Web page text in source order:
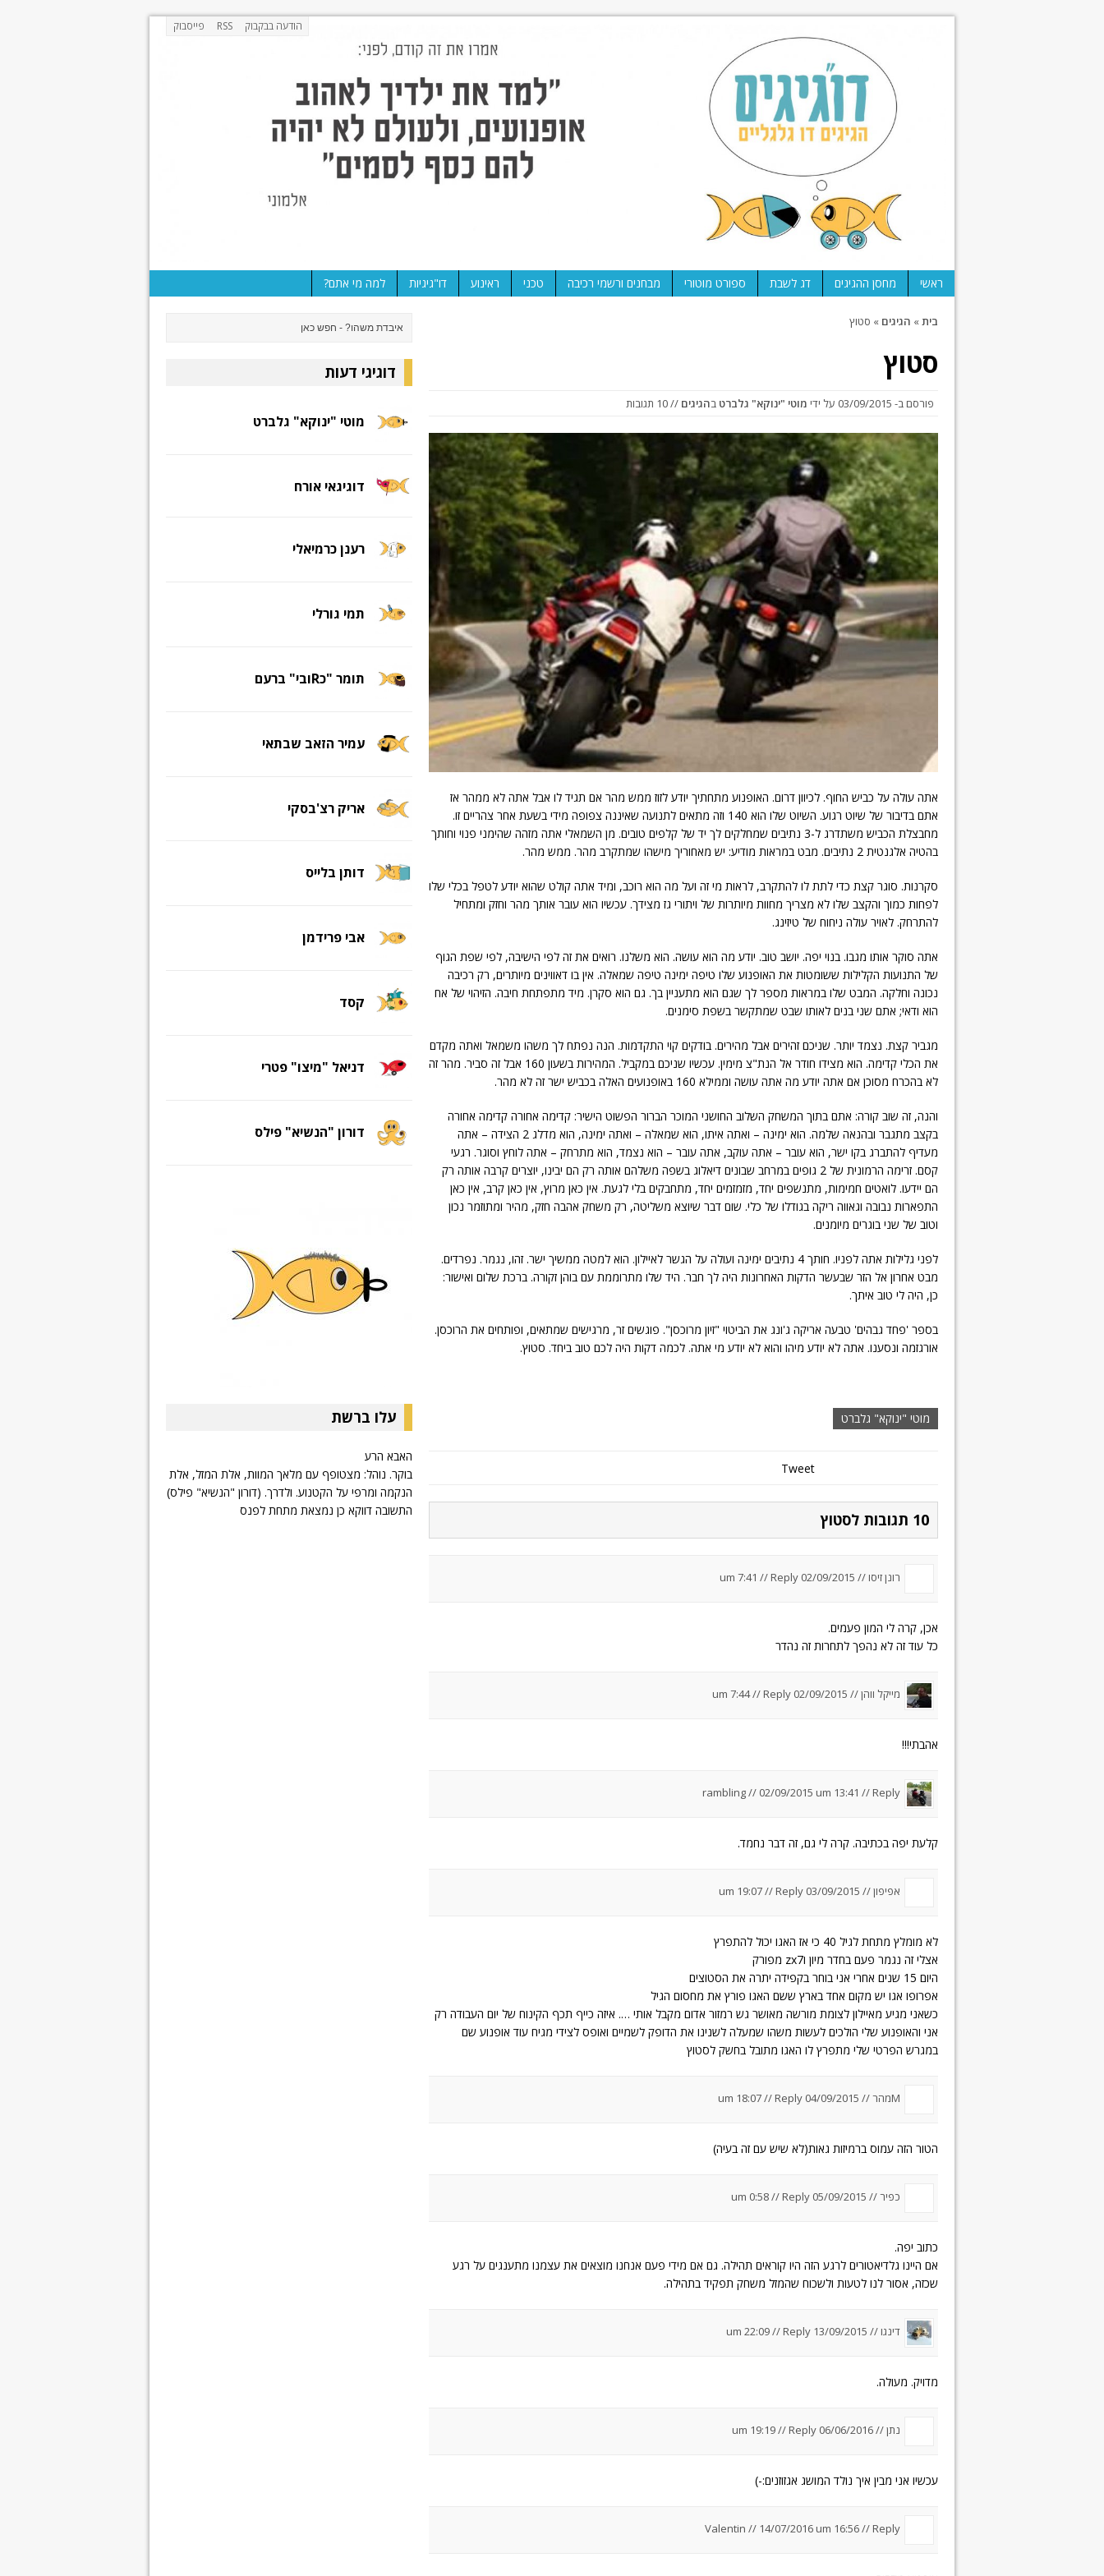
הודעה בבקבוק RSS פייסבוק
ראשי מחסן ההגיגים דג לשבת ספורט מוטורי מבחנים ורשמי רכיבה טכני ראינוע דו"גיגיות למה מי אתם?
בית» הגיגים » סטוץ
סטוץ
פורסם ב- 03/09/2015 על ידי מוטי "ינוקא" גלברט בהגיגים // 10 תגובות
אתה עולה על כביש החוף. לכיוון דרום. האופנוע מתחתיך יודע לזוז ממש מהר אם תגיד לו אבל אתה לא ממהר אז
אתם בדיבור של שיוט רגוע. השיוט שלו הוא 140 וזה מתאים לתנועה שאיננה צפופה מידי בשעת אחר צהריים זו.
מחבצלת הכביש משתדרג ל-3 נתיבים שמחלקים לך יד של קלפים טובים. מן השמאלי אתה מזהה שהימני פנוי וחותך
בהטיה אלגנטית 2 נתיבים. מבט במראות מודיע: יש מאחוריך מישהו שמתקרב מהר. ממש מהר.
סקרנות. סוגר קצת כדי לתת לו להתקרב, לראות מי זה ועל מה הוא רוכב, ומיד אתה קולט שהוא יודע לטפל בכלי שלו
לפחות כמוך והקצב שלו לא מצריך מחוות מיותרות של ויתורי גז מצידך. עכשיו הוא עובר אותך מהר וחזק ומתחיל
להתרחק. לאויר עולה ניחוח של טיזינג.
אתה סוקר אותו מגבו. בנוי יפה. יושב טוב. יודע מה הוא עושה. הוא משלנו. רואים את זה לפי הישיבה, לפי שפת הגוף
של התנועות הקלילות ששומטות את האופנוע שלו טיפה ימינה טיפה שמאלה. אין בו דאווינים מיותרים, רק רכיבה
נכונה וחלקה. המבט שלו במראות מספר לך שגם הוא מתעניין בך. גם הוא סקרן. מיד מתפתחת חיבה. הזיהוי של אח
הוא ודאי; אתם שני בנים לאותו שבט שמתקשר בשפת סימנים.
מגביר קצת. נצמד יותר. שניכם זהירים אבל מהירים. בודקים קוי התקדמות. הנה נפתח לך משהו משמאל ואתה מקדם
את הכלי קדימה. הוא מצידו חודר אל הנת"צ מימין. עכשיו שניכם במקביל. המהירות בשעון 160 אבל זה סביר. מהר זה
לא בהכרח מסוכן אם אתה יודע מה אתה עושה וממילא 160 באופנועים האלה בכביש ישר זה לא מהר.
והנה, זה שוב קורה: אתם בתוך המשחק השלוב החושני המוכר הברור הפשוט הישיר: קדימה אחורה קדימה אחורה
בקצב מתגבר ובהנאה שלמה. הוא ימינה – ואתה איתו, הוא שמאלה – ואתה ימינה, הוא מדלג 2 הצידה – אתה
מעדיף להתברג בקו ישר, הוא עובר – אתה עוקב, אתה עובר – הוא נצמד, הוא מתרחק – אתה לוחץ וסוגר. רגעי
קסם. זרימה הרמונית של 2 גופים במרחב שבונים דיאלוג בשפה משלהם אותה רק הם יבינו, יוצרים קרבה אותה רק
הם יידעו. לואטים חמימות, מתנשפים יחד, מזמזמים יחד, מתחבקים בלי לגעת. אין כאן מרוץ, אין כאן קרב, אין כאן
התפארות נבובה וגאווה ריקה בגודלו של כלי. שום דבר שיוצא משליטה, רק משחק אהבה חזק, מהיר ומתוזמר נכון
וטוב של שני בוגרים מיומנים.
לפני גלילות אתה לפניו. חותך 4 נתיבים ימינה ועולה על הגשר לאיילון. הוא למטה ממשיך ישר. זהו, נגמר. נפרדים.
מבט אחרון אל הזר שבעשר הדקות האחרונות היה לך חבר. היד שלו מתרוממת עם בוהן זקורה. ברכת שלום ואישור:
כן, היה לי טוב איתך.
בספר 'פחד גבהים' טבעה אריקה ג'ונג את הביטוי "זיון מרוכסן". פוגשים זר, מרגישים שמתאים, ופותחים את הרוכסן.
אורגזמה ונסענו. אתה לא יודע מיהו והוא לא יודע מי אתה. לכמה דקות היה לכם טוב ביחד. סטוץ.
מוטי "ינוקא" גלברט
Tweet
10 תגובות לסטוץ
רונן זיסו // 02/09/2015 um 7:41
//Reply
אכן, קרה לי המון פעמים.
כל עוד זה לא נהפך לתחרות זה נהדר
מייקל ווהן // 02/09/2015 um 7:44
//Reply
אהבתי!!!
rambling // 02/09/2015 um 13:41 //Reply
קלעת יפה בכתיבה. קרה לי גם, זה דבר נחמד.
אפיפון // 03/09/2015 um 19:07
//Reply
לא מומלץ מתחת לגיל 40 כי אז האגו יכול להתפרץ
אצלי זה נגמר פעם בחדר מיון וzx7 מפורק
היום 15 שנים אחרי אני בוחר בקפידה יתרה את הסטוצים
אפרופו אגו יש מקום אחד בארץ ששם האגו פורץ את מחסום הגיל
כשאני מגיע מאיילון לצומת מורשה מאושר גש רמזור אדום מקבל אותי …. איזה כייף תכף הקינוח של יום העבודה רק
אני והאופנוע שלי הולכים לעשות משהו שמעלה לשנינו את הדופק לשמיים ואופס לצידי מגיח עוד אופנוע שם
במגרש הפרטי שלי מתפרץ לו האגו מתובל בחשק לסטוץ
Mמהר // 04/09/2015 um 18:07
//Reply
הטור הזה עמוס ברמיזות גאות(לא שיש עם זה בעיה)
כפיר//
05/09/2015 um 0:58
//Reply
כתוב יפה.
אם היינו גלדיאטורים לרגע הזה היו קוראים תהילה. גם אם מידי פעם אנחנו מוצאים את עצמנו מתענגים על רגע
שכזה, אסור לנו לטעות ולשכוח שהמזל משחק תפקיד בתהילה.
דינגו // 13/09/2015 um 22:09
//Reply
מדויק. מעולה.
נתן//
06/06/2016 um 19:19
//Reply
עכשיו אני מבין איך נולד המושג אגזוזנים:-)
Valentin // 14/07/2016 um 16:56//Reply
דוגיגי דעות
מוטי "ינוקא" גלברט
דוגיגאי אורח
רענן כרמיאלי
תמי גורלי
תומר "כRובי" ברעם
עמיר הזאב שבתאי
אריק רצ'בסקי
דותן בלייס
אבי פרידמן
קסד
דניאל "מיצו" פטרי
דורון "הנשיא" פילס
עלו ברשת
האבא הרע
בוקר. נוהל: מצטופף עם מלאך המוות, אלת המזל, אלת
הנקמה ומרפי על הקטנוע. ולדרך. (דורון "הנשיא" פילס)
התשובה דווקא כן נמצאת מתחת לפנס